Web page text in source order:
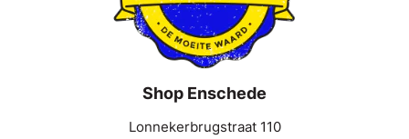
Shop Enschede
Lonnekerbrugstraat 110